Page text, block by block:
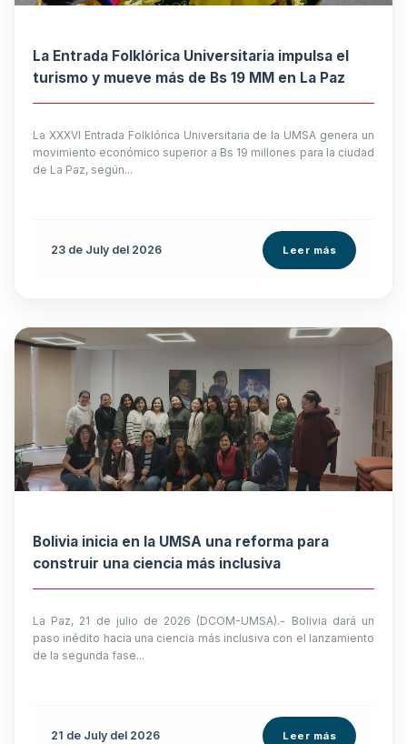
La Entrada Folklórica Universitaria impulsa el
turismo y mueve más de Bs 19 MM en La Paz
La XXXVI Entrada Folklórica Universitaria de la UMSA genera un
movimiento económico superior a Bs 19 millones para la ciudad
de La Paz, según...
23 de July del 2026 Leer más
Bolivia inicia en la UMSA una reforma para
construir una ciencia más inclusiva
La Paz, 21 de julio de 2026 (DCOM-UMSA).- Bolivia dará un
paso inédito hacia una ciencia más inclusiva con el lanzamiento
de la segunda fase...
21 de July del 2026 Leer más